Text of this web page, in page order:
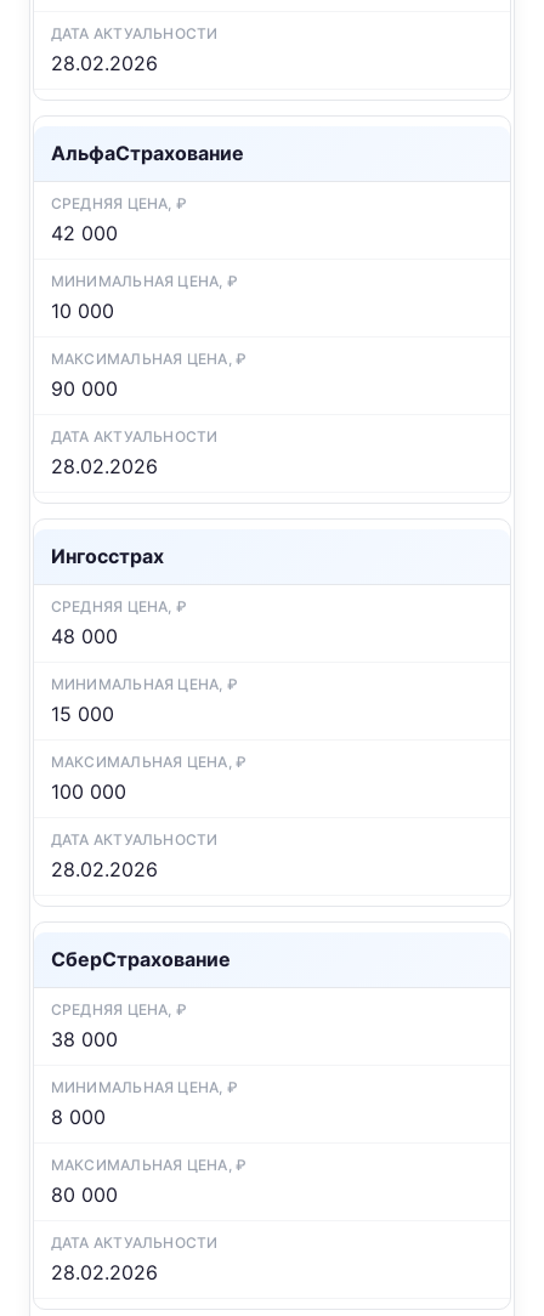
28.02.2026
АльфаСтрахование
42 000
10 000
90 000
28.02.2026
Ингосстрах
48 000
15 000
100 000
28.02.2026
СберСтрахование
38 000
8 000
80 000
28.02.2026